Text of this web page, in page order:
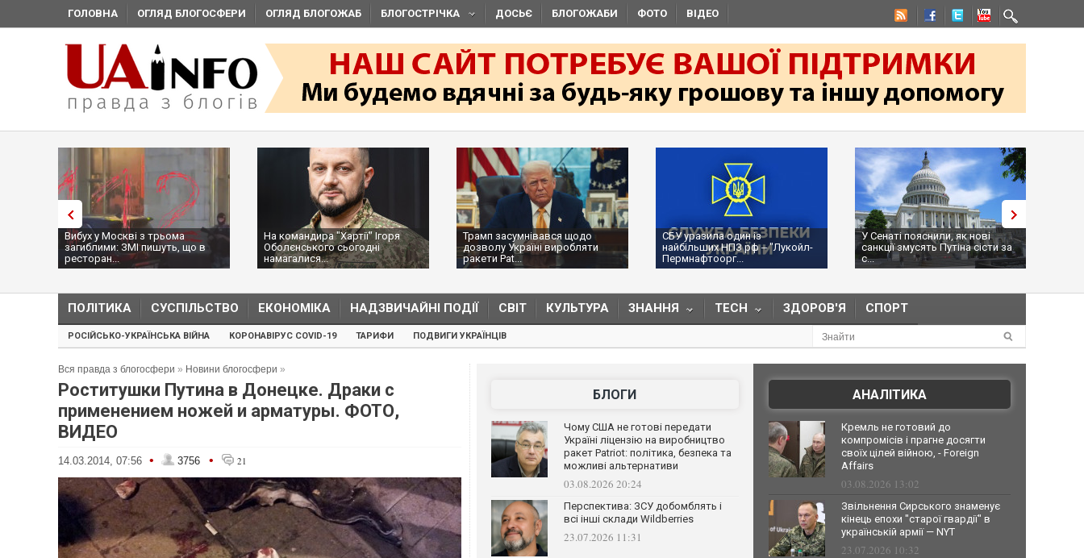
ГОЛОВНА ОГЛЯД БЛОГОСФЕРИ ОГЛЯД БЛОГОЖАБ БЛОГОСТРІЧКА ДОСЬЄ БЛОГОЖАБИ ФОТО ВІДЕО
Вибух у Москві з трьома
загиблими: ЗМІ пишуть, що в
ресторан...
На командира "Хартії" Ігоря
Оболєнського сьогодні
намагалися...
Трамп засумнівався щодо
дозволу Україні виробляти
ракети Pat...
СБУ уразила один із
найбільших НПЗ рф ‒ "Лукойл-
Пермнафтоорг...
У Сенаті пояснили, як нові
санкції змусять Путіна сісти за
с...
ПОЛІТИКА СУСПІЛЬСТВО ЕКОНОМІКА НАДЗВИЧАЙНІ ПОДІЇ СВІТ КУЛЬТУРА ЗНАННЯ TECH ЗДОРОВ'Я СПОРТ
РОСІЙСЬКО-УКРАЇНСЬКА ВІЙНА КОРОНАВІРУС COVID-19 ТАРИФИ ПОДВИГИ УКРАЇНЦІВ
Вся правда з блогосфери » Новини блогосфери »
Роститушки Путина в Донецке. Драки с
применением ножей и арматуры. ФОТО,
ВИДЕО
14.03.2014, 07:56 • 3756 • 21
БЛОГИ
Чому США не готові передати
Україні ліцензію на виробництво
ракет Patriot: політика, безпека та
можливі альтернативи
03.08.2026 20:24
Перспектива: ЗСУ добомблять і
всі інші склади Wildberries
23.07.2026 11:31
АНАЛІТИКА
Кремль не готовий до
компромісів і прагне досягти
своїх цілей війною, - Foreign
Affairs
03.08.2026 13:02
Звільнення Сирського знаменує
кінець епохи "старої гвардії" в
українській армії — NYT
23.07.2026 10:32